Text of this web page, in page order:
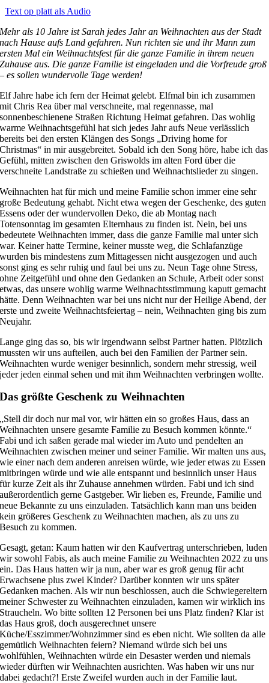
Text op platt als Audio
Mehr als 10 Jahre ist Sarah jedes Jahr an Weihnachten aus der Stadt
nach Hause aufs Land gefahren. Nun richten sie und ihr Mann zum
ersten Mal ein Weihnachtsfest für die ganze Familie in ihrem neuen
Zuhause aus. Die ganze Familie ist eingeladen und die Vorfreude groß
– es sollen wundervolle Tage werden!
Elf Jahre habe ich fern der Heimat gelebt. Elfmal bin ich zusammen
mit Chris Rea über mal verschneite, mal regennasse, mal
sonnenbeschienene Straßen Richtung Heimat gefahren. Das wohlig
warme Weihnachtsgefühl hat sich jedes Jahr aufs Neue verlässlich
bereits bei den ersten Klängen des Songs „Driving home for
Christmas“ in mir ausgebreitet. Sobald ich den Song höre, habe ich das
Gefühl, mitten zwischen den Griswolds im alten Ford über die
verschneite Landstraße zu schießen und Weihnachtslieder zu singen.
Weihnachten hat für mich und meine Familie schon immer eine sehr
große Bedeutung gehabt. Nicht etwa wegen der Geschenke, des guten
Essens oder der wundervollen Deko, die ab Montag nach
Totensonntag im gesamten Elternhaus zu finden ist. Nein, bei uns
bedeutete Weihnachten immer, dass die ganze Familie mal unter sich
war. Keiner hatte Termine, keiner musste weg, die Schlafanzüge
wurden bis mindestens zum Mittagessen nicht ausgezogen und auch
sonst ging es sehr ruhig und faul bei uns zu. Neun Tage ohne Stress,
ohne Zeitgefühl und ohne den Gedanken an Schule, Arbeit oder sonst
etwas, das unsere wohlig warme Weihnachtsstimmung kaputt gemacht
hätte. Denn Weihnachten war bei uns nicht nur der Heilige Abend, der
erste und zweite Weihnachtsfeiertag – nein, Weihnachten ging bis zum
Neujahr.
Lange ging das so, bis wir irgendwann selbst Partner hatten. Plötzlich
mussten wir uns aufteilen, auch bei den Familien der Partner sein.
Weihnachten wurde weniger besinnlich, sondern mehr stressig, weil
jeder jeden einmal sehen und mit ihm Weihnachten verbringen wollte.
Das größte Geschenk zu Weihnachten
„Stell dir doch nur mal vor, wir hätten ein so großes Haus, dass an
Weihnachten unsere gesamte Familie zu Besuch kommen könnte.“
Fabi und ich saßen gerade mal wieder im Auto und pendelten an
Weihnachten zwischen meiner und seiner Familie. Wir malten uns aus,
wie einer nach dem anderen anreisen würde, wie jeder etwas zu Essen
mitbringen würde und wie alle entspannt und besinnlich unser Haus
für kurze Zeit als ihr Zuhause annehmen würden. Fabi und ich sind
außerordentlich gerne Gastgeber. Wir lieben es, Freunde, Familie und
neue Bekannte zu uns einzuladen. Tatsächlich kann man uns beiden
kein größeres Geschenk zu Weihnachten machen, als zu uns zu
Besuch zu kommen.
Gesagt, getan: Kaum hatten wir den Kaufvertrag unterschrieben, luden
wir sowohl Fabis, als auch meine Familie zu Weihnachten 2022 zu uns
ein. Das Haus hatten wir ja nun, aber war es groß genug für acht
Erwachsene plus zwei Kinder? Darüber konnten wir uns später
Gedanken machen. Als wir nun beschlossen, auch die Schwiegereltern
meiner Schwester zu Weihnachten einzuladen, kamen wir wirklich ins
Straucheln. Wo bitte sollten 12 Personen bei uns Platz finden? Klar ist
das Haus groß, doch ausgerechnet unsere
Küche/Esszimmer/Wohnzimmer sind es eben nicht. Wie sollten da alle
gemütlich Weihnachten feiern? Niemand würde sich bei uns
wohlfühlen, Weihnachten würde ein Desaster werden und niemals
wieder dürften wir Weihnachten ausrichten. Was haben wir uns nur
dabei gedacht?! Erste Zweifel wurden auch in der Familie laut.